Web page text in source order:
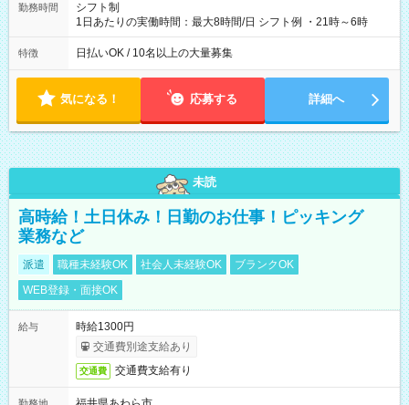
勤務時間
シフト制
1日あたりの実働時間：最大8時間/日 シフト例 ・21時～6時
特徴 日払いOK / 10名以上の大量募集
気になる！ 応募する 詳細へ
未読
高時給！土日休み！日勤のお仕事！ピッキング
業務など
派遣 職種未経験OK 社会人未経験OK
ブランクOK
WEB登録・面接OK
給与
時給1300円
交通費別途支給あり
交通費 交通費支給有り